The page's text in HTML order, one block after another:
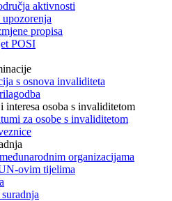
aktivnosti
propisa
POSI
s osnova invaliditeta
interesa osoba s invaliditetom
za osobe s invaliditetom
organizacijama
ovim tijelima